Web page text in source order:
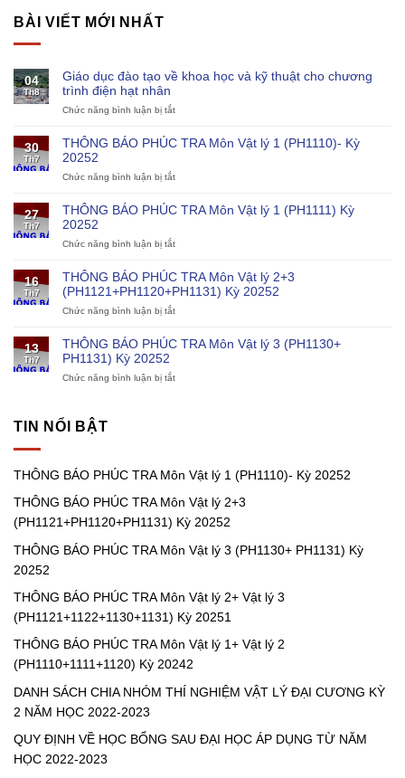
BÀI VIẾT MỚI NHẤT
04
Th8
Giáo dục đào tạo về khoa học và kỹ thuật cho chương
trình điện hạt nhân
Chức năng bình luận bị tắt
dục
đào
học
chương
trình
30
Th7
THÔNG BÁO PHÚC TRA Môn Vật lý 1 (PH1110)- Kỳ
20252
Chức năng bình luận bị tắt
BÁO
PHÚC
lý
1
(PH1110)-
27
Th7
THÔNG BÁO PHÚC TRA Môn Vật lý 1 (PH1111) Kỳ
20252
Chức năng bình luận bị tắt
BÁO
PHÚC
TRA
lý
16
Th7
THÔNG BÁO PHÚC TRA Môn Vật lý 2+3
(PH1121+PH1120+PH1131) Kỳ 20252
Chức năng bình luận bị tắt
BÁO
PHÚC
13
Th7
THÔNG BÁO PHÚC TRA Môn Vật lý 3 (PH1130+
PH1131) Kỳ 20252
Chức năng bình luận bị tắt
lý
(PH1130+
Kỳ
TIN NỔI BẬT
THÔNG BÁO PHÚC TRA Môn Vật lý 1 (PH1110)- Kỳ 20252
THÔNG BÁO PHÚC TRA Môn Vật lý 2+3
(PH1121+PH1120+PH1131) Kỳ 20252
THÔNG BÁO PHÚC TRA Môn Vật lý 3 (PH1130+ PH1131) Kỳ
20252
THÔNG BÁO PHÚC TRA Môn Vật lý 2+ Vật lý 3
(PH1121+1122+1130+1131) Kỳ 20251
THÔNG BÁO PHÚC TRA Môn Vật lý 1+ Vật lý 2
(PH1110+1111+1120) Kỳ 20242
DANH SÁCH CHIA NHÓM THÍ NGHIỆM VẬT LÝ ĐẠI CƯƠNG KỲ
2 NĂM HỌC 2022-2023
QUY ĐỊNH VỀ HỌC BỔNG SAU ĐẠI HỌC ÁP DỤNG TỪ NĂM
HỌC 2022-2023